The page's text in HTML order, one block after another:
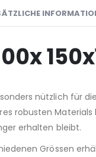
nützlich für
robusten
erhalten bleibt.
Grössen